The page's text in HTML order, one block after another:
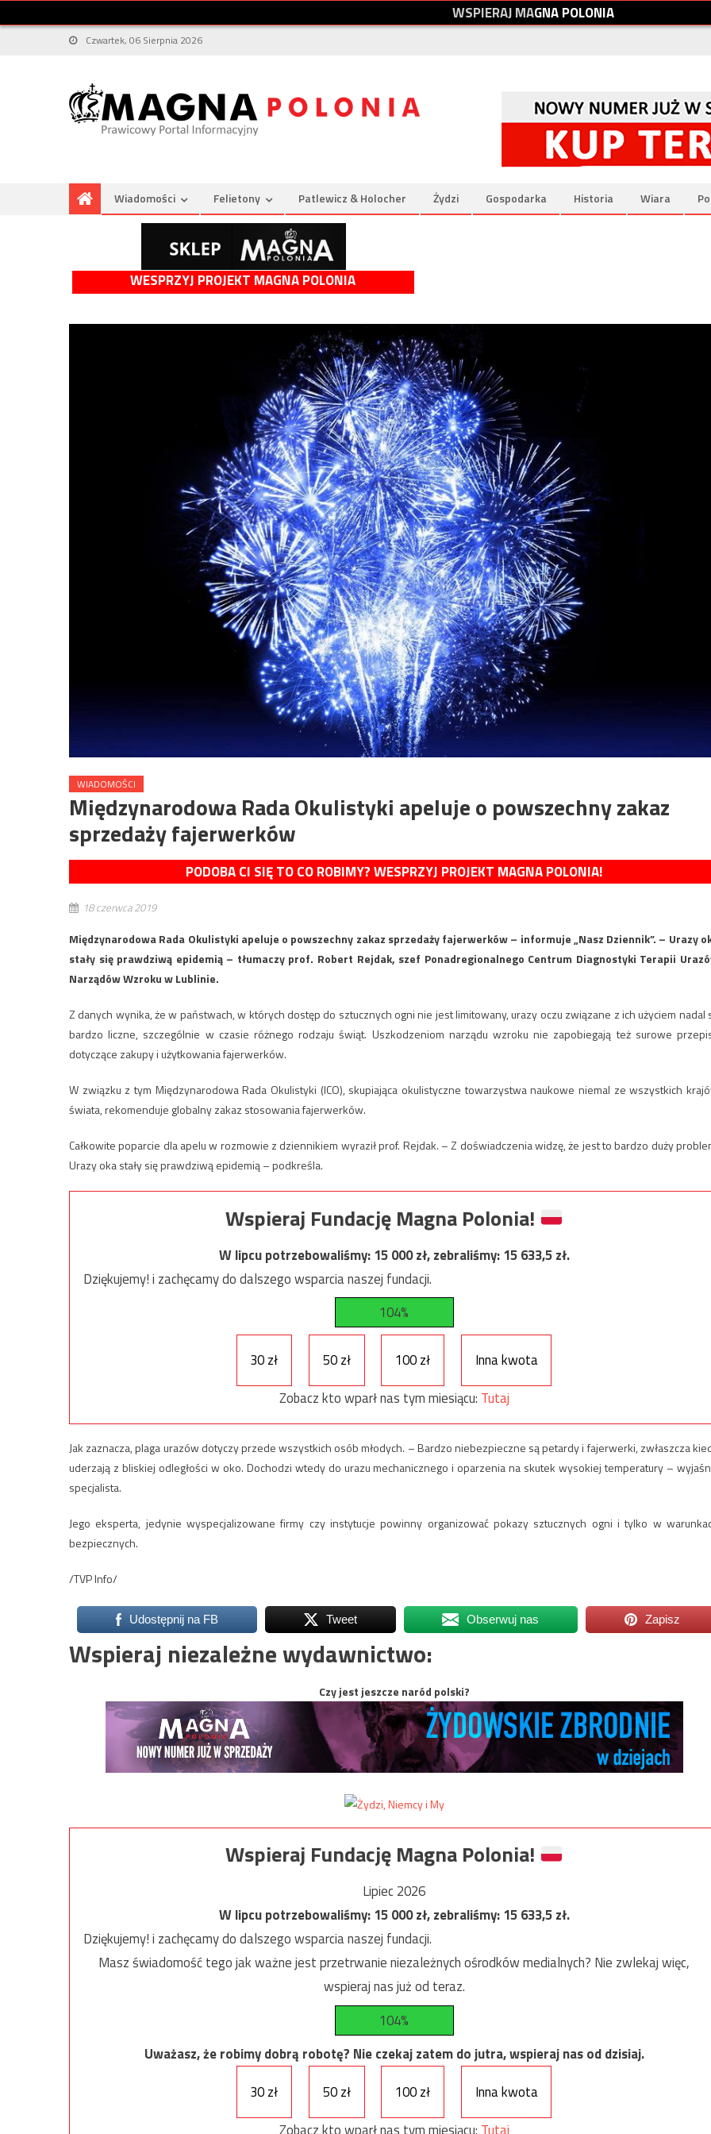
WSPIERAJMAGNAPOLONIA
Czwartek, 06 Sierpnia 2026
Wiadomości Felietony Patlewicz & Holocher Żydzi Gospodarka Historia Wiara
WESPRZYJ PROJEKT MAGNA POLONIA
WIADOMOŚCI
Międzynarodowa Rada Okulistyki apeluje o powszechny zakaz
sprzedaży fajerwerków
PODOBA CI SIĘ TO CO ROBIMY? WESPRZYJ PROJEKT MAGNA POLONIA!
18 czerwca 2019
Międzynarodowa Rada Okulistyki apeluje o powszechny zakaz sprzedaży fajerwerków – informuje „Nasz Dziennik”. – Urazy
stały się prawdziwą epidemią – tłumaczy prof. Robert Rejdak, szef Ponadregionalnego Centrum Diagnostyki Terapii
Narządów Wzroku w Lublinie.
Z danych wynika, że w państwach, w których dostęp do sztucznych ogni nie jest limitowany, urazy oczu związane z ich użyciem nadal
bardzo liczne, szczególnie w czasie różnego rodzaju świąt. Uszkodzeniom narządu wzroku nie zapobiegają też surowe
dotyczące zakupy i użytkowania fajerwerków.
W związku z tym Międzynarodowa Rada Okulistyki (ICO), skupiająca okulistyczne towarzystwa naukowe niemal ze wszystkich
świata, rekomenduje globalny zakaz stosowania fajerwerków.
Całkowite poparcie dla apelu w rozmowie z dziennikiem wyraził prof. Rejdak. – Z doświadczenia widzę, że jest to bardzo duży
Urazy oka stały się prawdziwą epidemią – podkreśla.
Wspieraj Fundację Magna Polonia!
W lipcu potrzebowaliśmy:15 000zł, zebraliśmy:15 633,5zł.
Dziękujemy! i zachęcamy do dalszego wsparcia naszej fundacji.
104%
30 zł 50 zł 100 zł
Inna kwota
Zobacz kto wparł nas tym miesiącu: Tutaj
Jak zaznacza, plaga urazów dotyczy przede wszystkich osób młodych. – Bardzo niebezpieczne są petardy i fajerwerki, zwłaszcza
uderzają z bliskiej odległości w oko. Dochodzi wtedy do urazu mechanicznego i oparzenia na skutek wysokiej temperatury –
specjalista.
Jego eksperta, jedynie wyspecjalizowane firmy czy instytucje powinny organizować pokazy sztucznych ogni i tylko w
bezpiecznych.
/TVP Info/
Udostępnij na FB Tweet Obserwuj nas Zapisz
Wspieraj niezależne wydawnictwo:
Czy jest jeszcze naród polski?
Wspieraj Fundację Magna Polonia!
Lipiec 2026
W lipcu potrzebowaliśmy:15 000zł, zebraliśmy:15 633,5zł.
Dziękujemy! i zachęcamy do dalszego wsparcia naszej fundacji.
Masz świadomość tego jak ważne jest przetrwanie niezależnych ośrodków medialnych? Nie zwlekaj więc,
wspieraj nas już od teraz.
104%
Uważasz, że robimy dobrą robotę? Nie czekaj zatem do jutra, wspieraj nas od dzisiaj.
30 zł
50 zł 100 zł
Inna kwota
Zobacz kto wparł nas tym miesiącu: Tutaj